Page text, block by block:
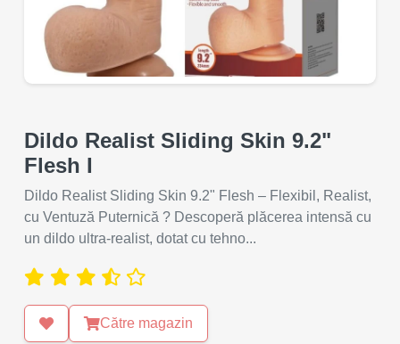
Dildo Realist Sliding Skin 9.2"
Flesh I
Dildo Realist Sliding Skin 9.2" Flesh – Flexibil, Realist,
cu Ventuză Puternică ? Descoperă plăcerea intensă cu
un dildo ultra-realist, dotat cu tehno...
Către magazin